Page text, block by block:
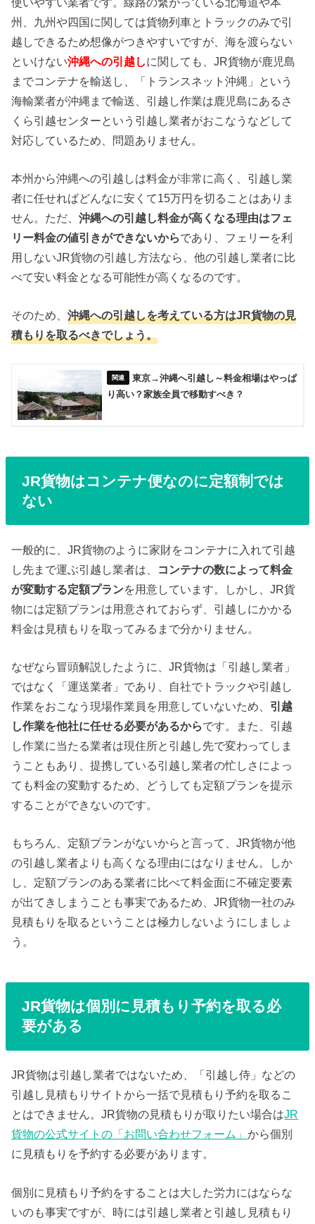
州、九州や四国に関しては貨物列車とトラックのみで引
越しできるため想像がつきやすいですが、海を渡らない
といけない沖縄への引越しに関しても、JR貨物が鹿児島
までコンテナを輸送し、「トランスネット沖縄」という
海輸業者が沖縄まで輸送、引越し作業は鹿児島にあるさ
くら引越センターという引越し業者がおこなうなどして
対応しているため、問題ありません。
本州から沖縄への引越しは料金が非常に高く、引越し業
者に任せればどんなに安くて15万円を切ることはありま
せん。ただ、沖縄への引越し料金が高くなる理由はフェ
リー料金の値引きができないからであり、フェリーを利
用しないJR貨物の引越し方法なら、他の引越し業者に比
べて安い料金となる可能性が高くなるのです。
そのため、沖縄への引越しを考えている方はJR貨物の見
積もりを取るべきでしょう。
東京→沖縄へ引越し～料金相場はやっぱ
り高い？家族全員で移動すべき？
JR貨物はコンテナ便なのに定額制では
ない
一般的に、JR貨物のように家財をコンテナに入れて引越
し先まで運ぶ引越し業者は、 コンテナの数によって料金
が変動する定額プランを用意しています。しかし、JR貨
物には定額プランは用意されておらず、引越しにかかる
料金は見積もりを取ってみるまで分かりません。
なぜなら冒頭解説したように、JR貨物は「引越し業者」
ではなく「運送業者」であり、自社でトラックや引越し
作業をおこなう現場作業員を用意していないため、 引越
し作業を他社に任せる必要があるからです。また、引越
し作業に当たる業者は現住所と引越し先で変わってしま
うこともあり、提携している引越し業者の忙しさによっ
ても料金の変動するため、どうしても定額プランを提示
することができないのです。
もちろん、定額プランがないからと言って、JR貨物が他
の引越し業者よりも高くなる理由にはなりません。しか
し、定額プランのある業者に比べて料金面に不確定要素
が出てきしまうことも事実であるため、JR貨物一社のみ
見積もりを取るということは極力しないようにしましょ
う。
JR貨物は個別に見積もり予約を取る必
要がある
JR貨物は引越し業者ではないため、「引越し侍」などの
引越し見積もりサイトから一括で見積もり予約を取るこ
とはできません。JR貨物の見積もりが取りたい場合はJR
貨物の公式サイトの「お問い合わせフォーム」から個別
に見積もりを予約する必要があります。
個別に見積もり予約をすることは大した労力にはならな
いのも事実ですが、時には引越し業者と引越し見積もり